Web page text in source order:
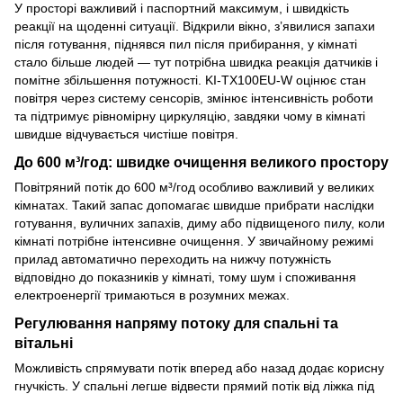
У просторі важливий і паспортний максимум, і швидкість
реакції на щоденні ситуації. Відкрили вікно, з’явилися запахи
після готування, піднявся пил після прибирання, у кімнаті
стало більше людей — тут потрібна швидка реакція датчиків і
помітне збільшення потужності. KI-TX100EU-W оцінює стан
повітря через систему сенсорів, змінює інтенсивність роботи
та підтримує рівномірну циркуляцію, завдяки чому в кімнаті
швидше відчувається чистіше повітря.
До 600 м³/год: швидке очищення великого простору
Повітряний потік до 600 м³/год особливо важливий у великих
кімнатах. Такий запас допомагає швидше прибрати наслідки
готування, вуличних запахів, диму або підвищеного пилу, коли
кімнаті потрібне інтенсивне очищення. У звичайному режимі
прилад автоматично переходить на нижчу потужність
відповідно до показників у кімнаті, тому шум і споживання
електроенергії тримаються в розумних межах.
Регулювання напряму потоку для спальні та
вітальні
Можливість спрямувати потік вперед або назад додає корисну
гнучкість. У спальні легше відвести прямий потік від ліжка під